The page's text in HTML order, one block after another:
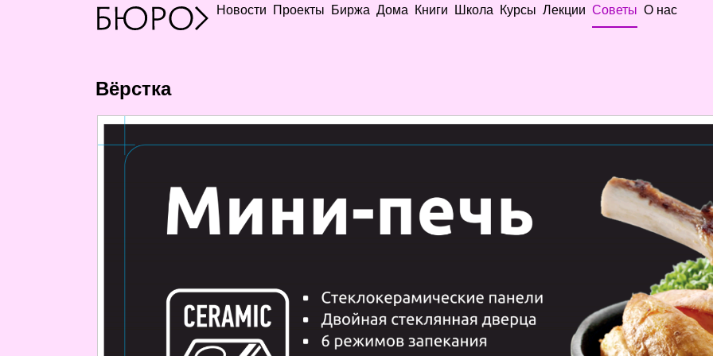
Новости Проекты Биржа Дома Книги Школа Курсы Лекции Советы О нас
Вёрстка